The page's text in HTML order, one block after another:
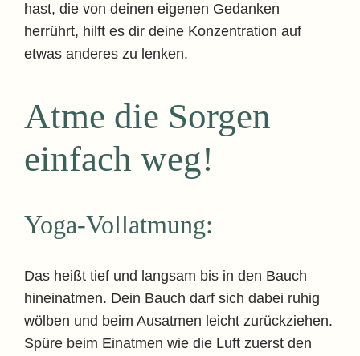
hast, die von deinen eigenen Gedanken
herrührt, hilft es dir deine Konzentration auf
etwas anderes zu lenken.
Atme die Sorgen
einfach weg!
Yoga-Vollatmung:
Das heißt tief und langsam bis in den Bauch
hineinatmen. Dein Bauch darf sich dabei ruhig
wölben und beim Ausatmen leicht zurückziehen.
Spüre beim Einatmen wie die Luft zuerst den